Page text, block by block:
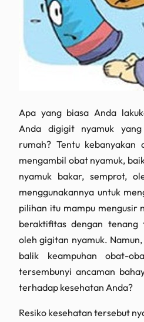
Apa yang biasa Anda
Anda digigit nyamuk
rumah? Tentu
mengambil obat nyamuk,
nyamuk bakar, semprot,
menggunakannya untuk
pilihan itu mampu mengusir
beraktifitas dengan tenang
oleh gigitan nyamuk.
balik keampuhan obat-
tersembunyi ancaman
terhadap kesehatan Anda?
Resiko kesehatan tersebut